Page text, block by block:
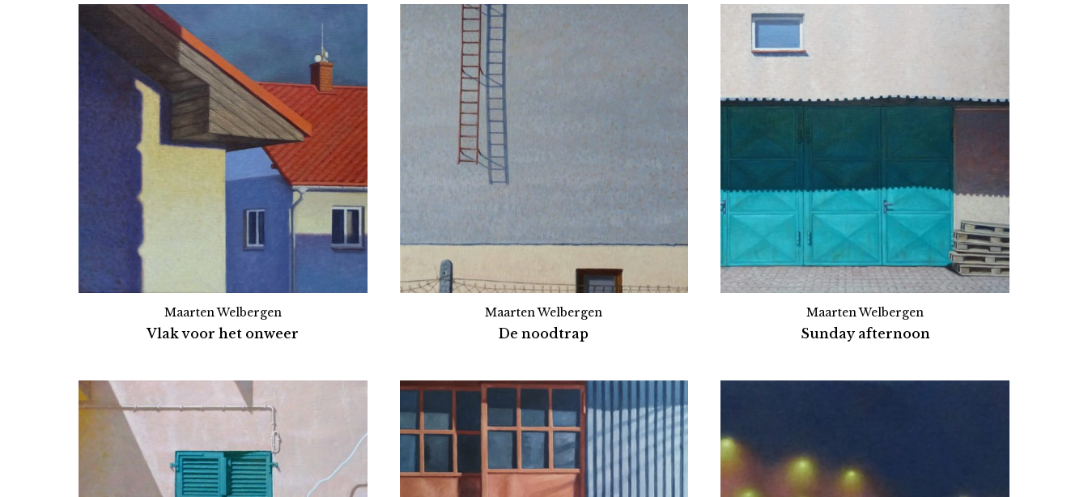
Maarten Welbergen
Vlak voor het onweer
Maarten Welbergen
De noodtrap
Maarten Welbergen
Sunday afternoon